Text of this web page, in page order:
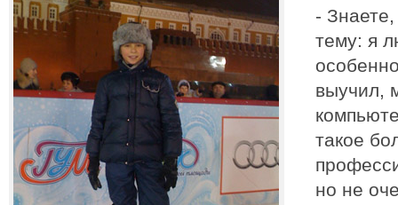
-
тему: я
выучил,
такое
но не